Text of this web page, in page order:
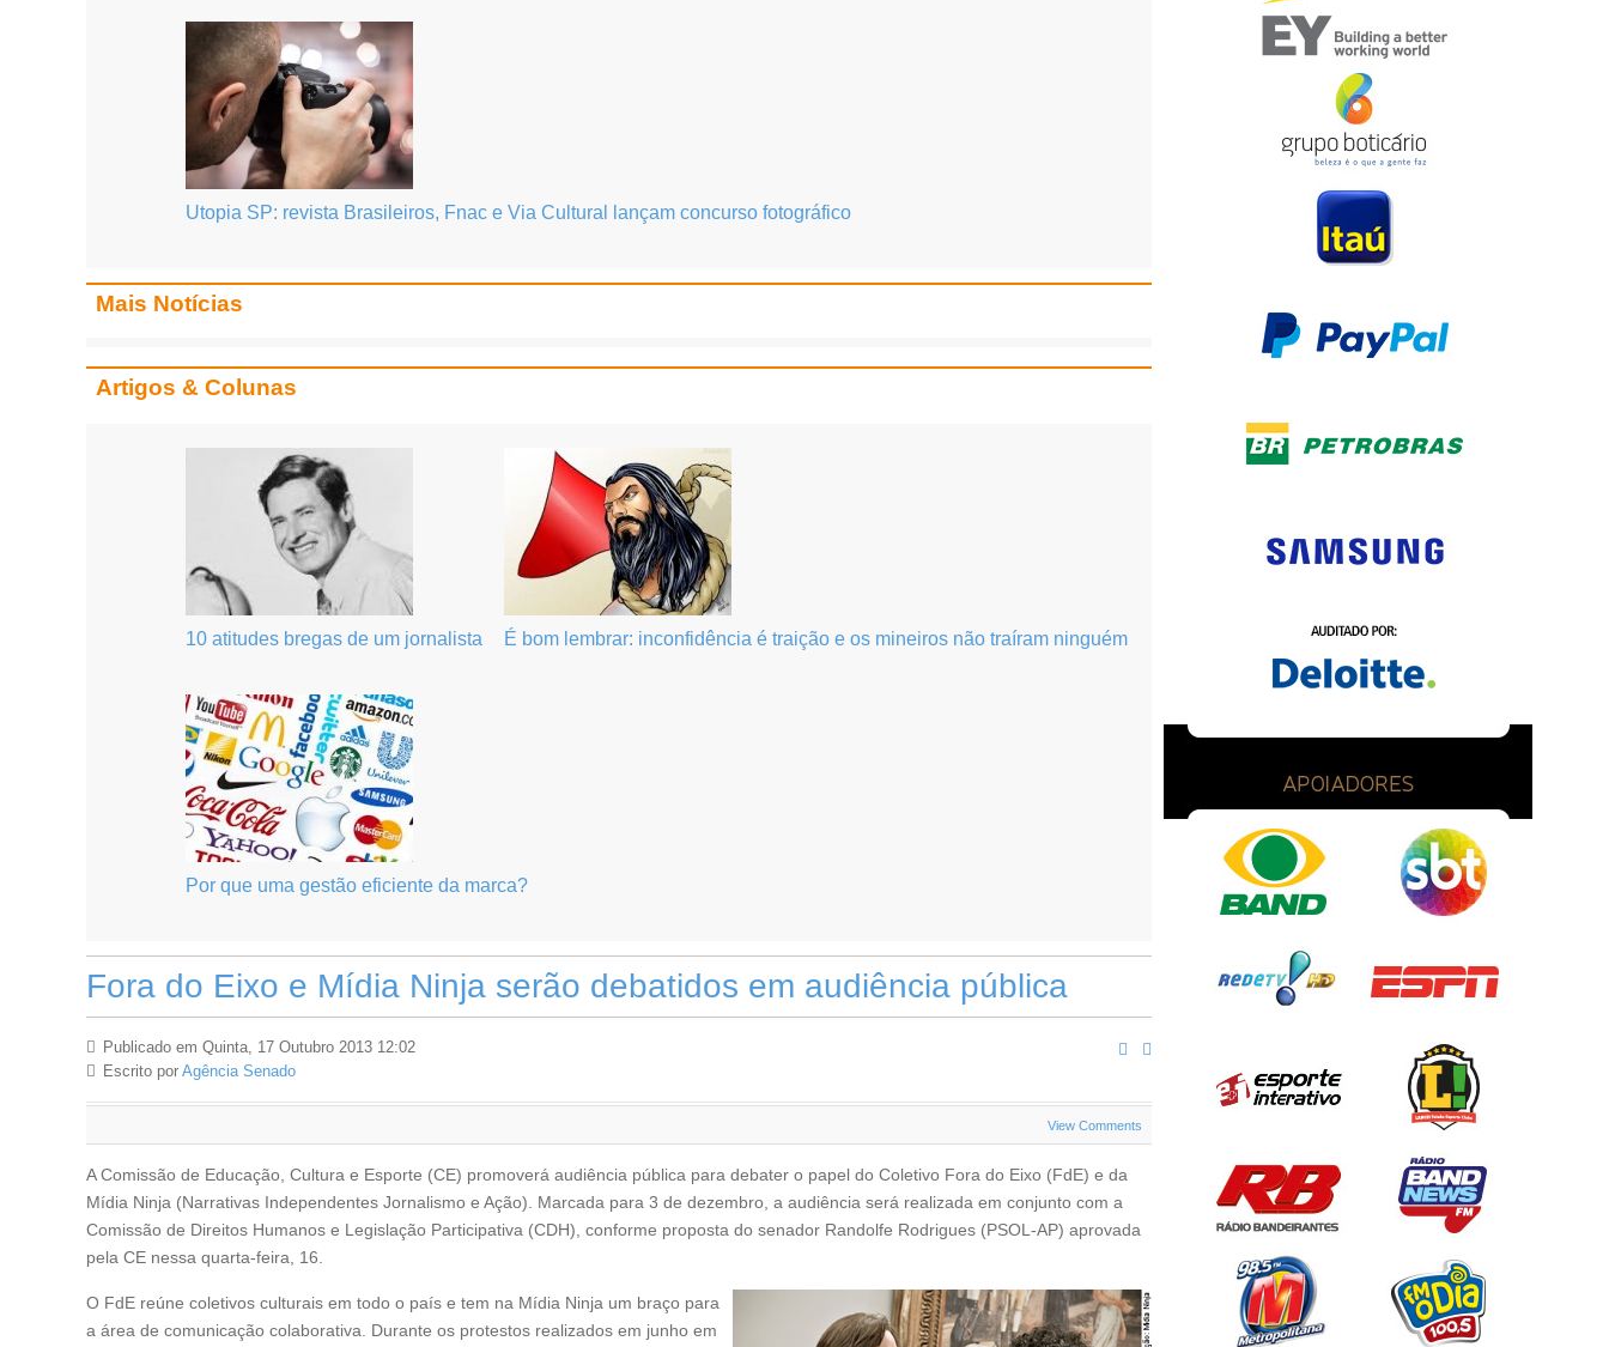
Utopia SP: revista Brasileiros, Fnac e Via Cultural lançam concurso fotográfico
Mais Notícias
Artigos & Colunas
10 atitudes bregas de um jornalista É bom lembrar: inconfidência é traição e os mineiros não traíram ninguém
Por que uma gestão eficiente da marca?
Fora do Eixo e Mídia Ninja serão debatidos em audiência pública
Publicado em Quinta, 17 Outubro 2013 12:02
Escrito por Agência Senado
View Comments
A Comissão de Educação, Cultura e Esporte (CE) promoverá audiência pública para debater o papel do Coletivo Fora do Eixo (FdE) e da
Mídia Ninja (Narrativas Independentes Jornalismo e Ação). Marcada para 3 de dezembro, a audiência será realizada em conjunto com a
Comissão de Direitos Humanos e Legislação Participativa (CDH), conforme proposta do senador Randolfe Rodrigues (PSOL-AP) aprovada
pela CE nessa quarta-feira, 16.
O FdE reúne coletivos culturais em todo o país e tem na Mídia Ninja um braço para
a área de comunicação colaborativa. Durante os protestos realizados em junho em